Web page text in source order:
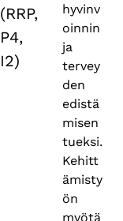
(RRP,
P4,
I2)
hyvinv
oinnin
ja
tervey
den
edistä
misen
tueksi.
Kehitt
ämisty
ön
myötä